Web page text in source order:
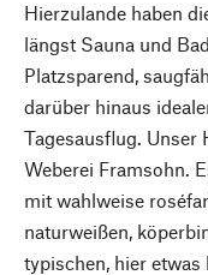
Hierzulande haben
längst Sauna und
Platzsparend,
darüber hinaus
Tagesausflug. Unser
Weberei Framsohn.
mit wahlweise
naturweißen,
typischen, hier etwas